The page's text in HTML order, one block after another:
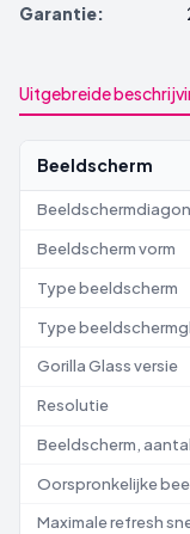
Garantie:
Uitgebreide
Beeldscherm
Beeldscherm vorm
Type beeldscherm
Type
Gorilla Glass versie
Resolutie
Beeldscherm,
Oorspronkelijke
Maximale refresh